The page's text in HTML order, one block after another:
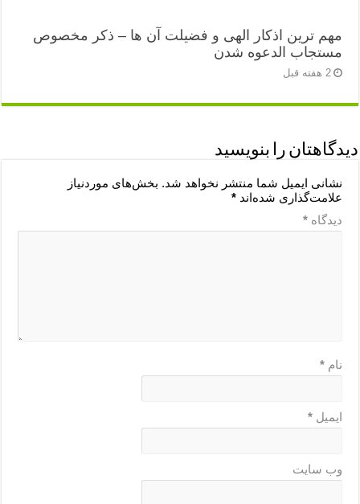
مهم ترین اذکار الهی و فضیلت آن ها – ذکر مخصوص
مستجاب الدعوه شدن
2 هفته قبل
دیدگاهتان را بنویسید
نشانی ایمیل شما منتشر نخواهد شد. بخش‌های موردنیاز
علامت‌گذاری شده‌اند*
دیدگاه*
نام*
ایمیل*
وب‌ سایت